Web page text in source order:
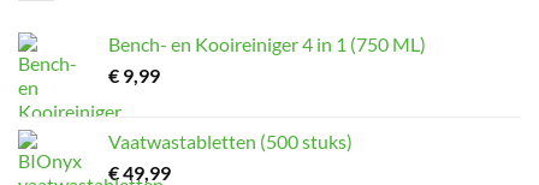
Bench- en Kooireiniger 4 in 1 (750 ML)
€ 9,99
Vaatwastabletten (500 stuks)
€49,99